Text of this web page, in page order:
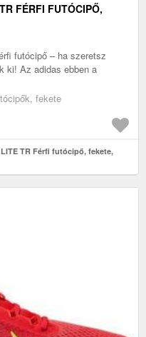
FÉRFI FUTÓCIPŐ,
futócipő – ha szeretsz
ki! Az adidas ebben a
fekete
TR Férfi futócipő, fekete,